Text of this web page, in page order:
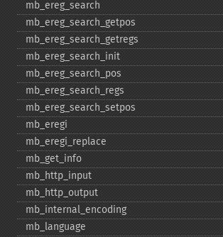
mb_​ereg_​search
mb_​ereg_​search_​getpos
mb_​ereg_​search_​getregs
mb_​ereg_​search_​init
mb_​ereg_​search_​pos
mb_​ereg_​search_​regs
mb_​ereg_​search_​setpos
mb_​eregi
mb_​eregi_​replace
mb_​get_​info
mb_​http_​input
mb_​http_​output
mb_​internal_​encoding
mb_​language